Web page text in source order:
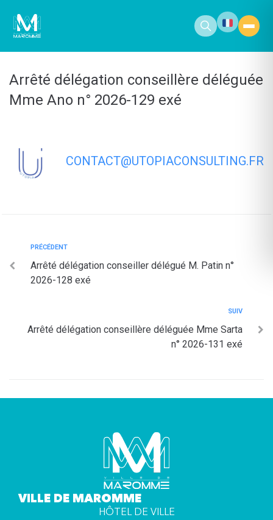
principal
Arrêté délégation conseillère déléguée
Mme Ano n° 2026-129 exé
CONTACT@UTOPIACONSULTING.FR
PRÉCÉDENT
Arrêté délégation conseiller délégué M. Patin n°
2026-128 exé
SUIV
Arrêté délégation conseillère déléguée Mme Sarta
n° 2026-131 exé
VILLE DE MAROMME
HÔTEL DE VILLE